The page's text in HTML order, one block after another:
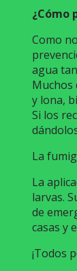
¿Cómo
Como
agua
Muchos
y lona,
Si los
La
La
larvas.
de
casas y
¡Todos